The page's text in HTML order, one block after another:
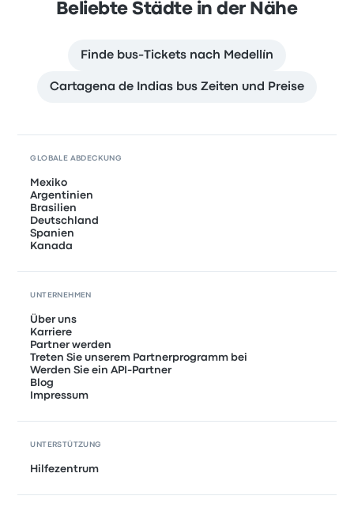
Beliebte Städte in der Nähe
Finde bus-Tickets nach Medellín
Cartagena de Indias bus Zeiten und Preise
GLOBALE ABDECKUNG
Mexiko
Argentinien
Brasilien
Deutschland
Spanien
Kanada
UNTERNEHMEN
Über uns
Karriere
Partner werden
Treten Sie unserem Partnerprogramm bei
Werden Sie ein API-Partner
Blog
Impressum
UNTERSTÜTZUNG
Hilfezentrum